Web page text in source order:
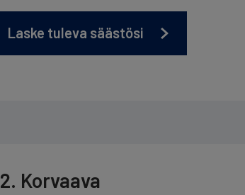
Laske tuleva säästösi
2. Korvaava